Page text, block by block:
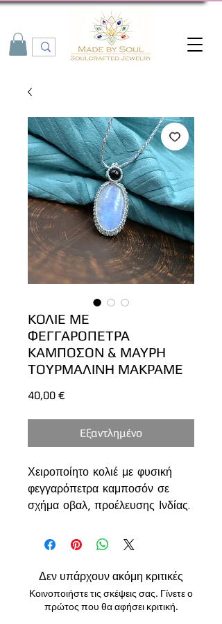
ΚΟΛΙΕ ΜΕ
ΦΕΓΓΑΡΟΠΕΤΡΑ
ΚΑΜΠΟΣΟΝ & ΜΑΥΡΗ
ΤΟΥΡΜΑΛΙΝΗ ΜΑΚΡΑΜΕ
40,00 €Τιμή
Εξαντλημένο
Χειροποίητο κολιέ με φυσική
φεγγαρόπετρα καμποσόν σε
σχήμα οβαλ, προέλευσης Ινδίας.
2,9 x 1,8 εκατοστά και είναι
μακραμέ τεχνική,
χρησιμοποιώντας νήμα σε ασημί
απόχρωση που αναδεικνύει τον
Δεν υπάρχουν ακόμη κριτικές
Κοινοποιήστε τις σκέψεις σας. Γίνετε ο
πρώτος που θα αφήσει κριτική.